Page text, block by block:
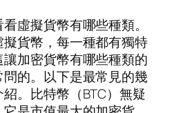
虛擬貨幣有哪些種類。
貨幣，每一種都有獨特
加密貨幣有哪些種類的
的。以下是最常見的幾
。比特幣（BTC）無疑